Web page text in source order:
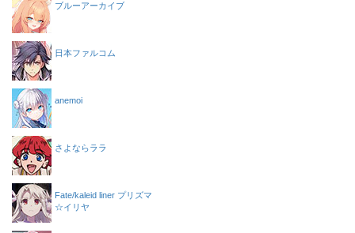
ブルーアーカイブ
日本ファルコム
anemoi
さよならララ
Fate/kaleid liner プリズマ
☆イリヤ